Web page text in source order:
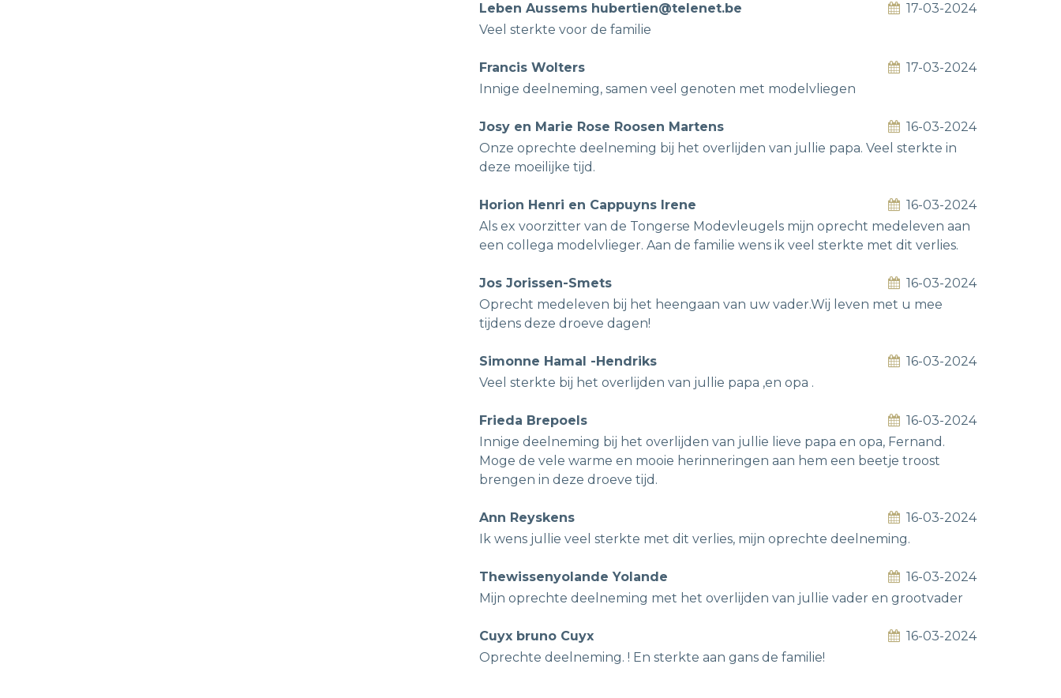
Leben Aussems hubertien@telenet.be
17-03-2024
Veel sterkte voor de familie
Francis Wolters
17-03-2024
Innige deelneming, samen veel genoten met modelvliegen
Josy en Marie Rose Roosen Martens
16-03-2024
Onze oprechte deelneming bij het overlijden van jullie papa. Veel sterkte in
deze moeilijke tijd.
Horion Henri en Cappuyns Irene
16-03-2024
Als ex voorzitter van de Tongerse Modevleugels mijn oprecht medeleven aan
een collega modelvlieger. Aan de familie wens ik veel sterkte met dit verlies.
Jos Jorissen-Smets
16-03-2024
Oprecht medeleven bij het heengaan van uw vader.Wij leven met u mee
tijdens deze droeve dagen!
Simonne Hamal -Hendriks
16-03-2024
Veel sterkte bij het overlijden van jullie papa ,en opa .
Frieda Brepoels
16-03-2024
Innige deelneming bij het overlijden van jullie lieve papa en opa, Fernand.
Moge de vele warme en mooie herinneringen aan hem een beetje troost
brengen in deze droeve tijd.
Ann Reyskens
16-03-2024
Ik wens jullie veel sterkte met dit verlies, mijn oprechte deelneming.
Thewissenyolande Yolande
16-03-2024
Mijn oprechte deelneming met het overlijden van jullie vader en grootvader
Cuyx bruno Cuyx
16-03-2024
Oprechte deelneming. ! En sterkte aan gans de familie!